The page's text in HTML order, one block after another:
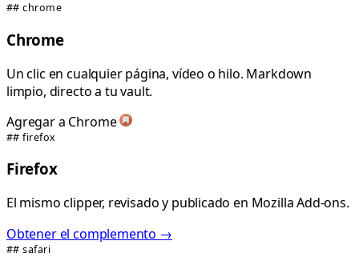
## chrome
Chrome
Un clic en cualquier página, vídeo o hilo. Markdown
limpio, directo a tu vault.
Agregar a Chrome
## firefox
Firefox
El mismo clipper, revisado y publicado en Mozilla Add-ons.
Obtener el complemento →
## safari